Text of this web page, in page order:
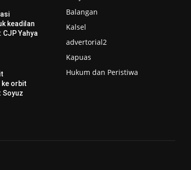
keadilan
Yahya
ke orbit
Soyuz
Balangan
Kalsel
advertorial2
Kapuas
Hukum dan Peristiwa